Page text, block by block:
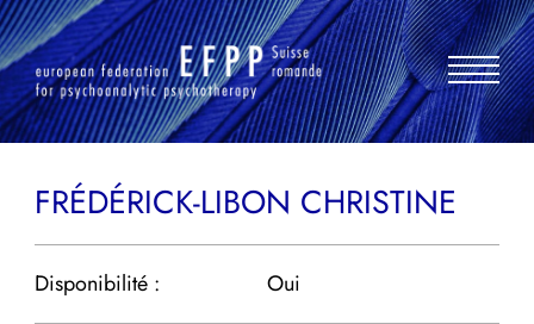
Aller
au
contenu
FRÉDÉRICK-LIBON CHRISTINE
Disponibilité : Oui